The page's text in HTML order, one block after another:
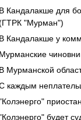
В Кандалакше для
"Мурман")
В Кандалакше у
Мурманские
В Мурманской
каждым
будет